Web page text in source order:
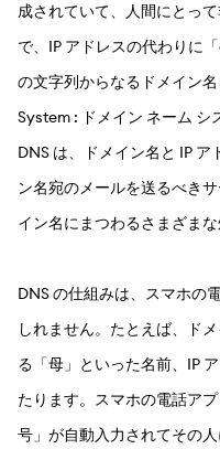
成されていて、人間にとっ
で、IP アドレスの代わりに
の文字列からなるドメイン
System : ドメイン ネーム シ
DNS は、ドメイン名と IP
ン名宛のメールを送るべき
イン名にまつわるさまざまな
DNS の仕組みは、スマホの
しれません。たとえば、ド
る「母」といった名前、IP
たります。スマホの電話ア
号」が自動入力されてその人